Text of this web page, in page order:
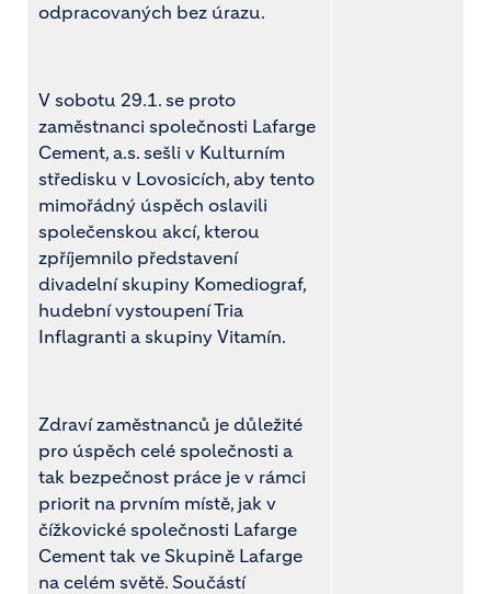
odpracovaných bez úrazu.
V sobotu 29.1. se proto
zaměstnanci společnosti Lafarge
Cement, a.s. sešli v Kulturním
středisku v Lovosicích, aby tento
mimořádný úspěch oslavili
společenskou akcí, kterou
zpříjemnilo představení
divadelní skupiny Komediograf,
hudební vystoupení Tria
Inflagranti a skupiny Vitamín.
Zdraví zaměstnanců je důležité
pro úspěch celé společnosti a
tak bezpečnost práce je v rámci
priorit na prvním místě, jak v
čížkovické společnosti Lafarge
Cement tak ve Skupině Lafarge
na celém světě. Součástí